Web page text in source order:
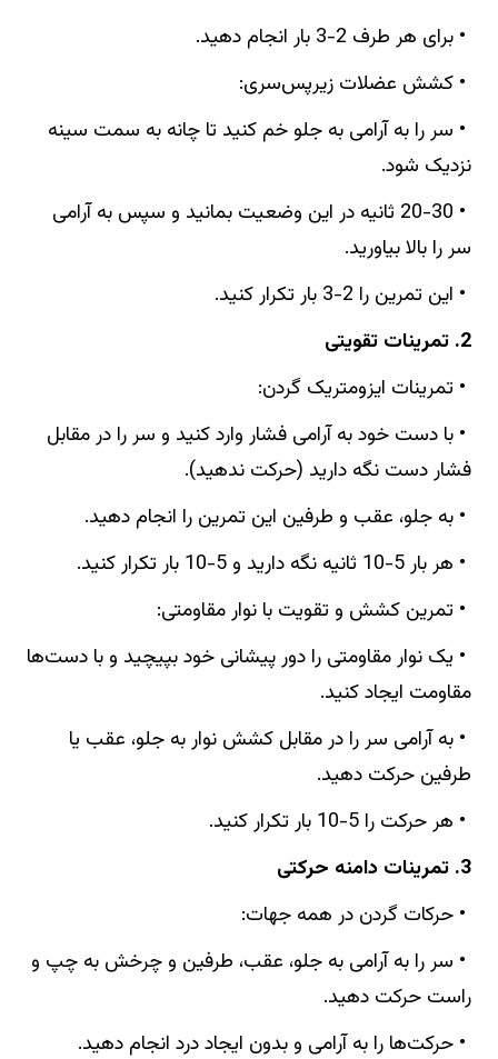
• برای هر طرف 2-3 بار انجام دهید.
• کشش عضلات زیرپس‌سری:
• سر را به آرامی به جلو خم کنید تا چانه به سمت سینه
نزدیک شود.
• 20-30 ثانیه در این وضعیت بمانید و سپس به آرامی
سر را بالا بیاورید.
• این تمرین را 2-3 بار تکرار کنید.
2. تمرینات تقویتی
• تمرینات ایزومتریک گردن:
• با دست خود به آرامی فشار وارد کنید و سر را در مقابل
فشار دست نگه دارید (حرکت ندهید).
• به جلو، عقب و طرفین این تمرین را انجام دهید.
• هر بار 5-10 ثانیه نگه دارید و 5-10 بار تکرار کنید.
• تمرین کشش و تقویت با نوار مقاومتی:
• یک نوار مقاومتی را دور پیشانی خود بپیچید و با دست‌ها
مقاومت ایجاد کنید.
• به آرامی سر را در مقابل کشش نوار به جلو، عقب یا
طرفین حرکت دهید.
• هر حرکت را 5-10 بار تکرار کنید.
3. تمرینات دامنه حرکتی
• حرکات گردن در همه جهات:
• سر را به آرامی به جلو، عقب، طرفین و چرخش به چپ و
راست حرکت دهید.
• حرکت‌ها را به آرامی و بدون ایجاد درد انجام دهید.